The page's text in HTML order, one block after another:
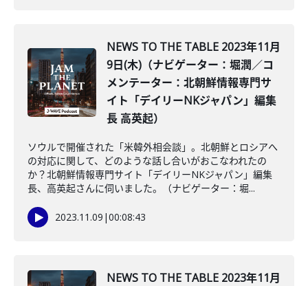
NEWS TO THE TABLE 2023年11月
9日(木)（ナビゲーター：堀潤／コ
メンテーター：北朝鮮情報専門サ
イト「デイリーNKジャパン」編集
長 高英起）
ソウルで開催された「米韓外相会談」。北朝鮮とロシアへ
の対応に関して、どのような話し合いがおこなわれたの
か？北朝鮮情報専門サイト「デイリーNKジャパン」編集
長、高英起さんに伺いました。（ナビゲーター：堀...
2023.11.09 |00:08:43
NEWS TO THE TABLE 2023年11月